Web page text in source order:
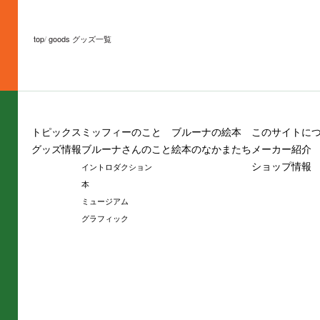
top goods グッズ一覧
トピックス
グッズ情報
ミッフィーのこと
ブルーナさんのこと
イントロダクション
本
ミュージアム
グラフィック
ブルーナの絵本
絵本のなかまたち
このサイトに
メーカー紹介
ショップ情報